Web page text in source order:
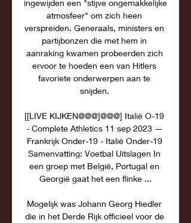
ingewijden een "stijve ongemakkelijke
atmosfeer" om zich heen
verspreiden. Generaals, ministers en
partijbonzen die met hem in
aanraking kwamen probeerden zich
ervoor te hoeden een van Hitlers
favoriete onderwerpen aan te
snijden.
[[LIVE KIJKEN@@@]@@@] Italië O-19
- Complete Athletics 11 sep 2023 —
Frankrijk Onder-19 - Italië Onder-19
Samenvatting: Voetbal Uitslagen In
een groep met België, Portugal en
Georgië gaat het een flinke ...
Mogelijk was Johann Georg Hiedler
die in het Derde Rijk officieel voor de